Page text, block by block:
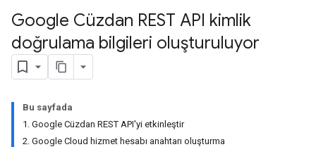
Google Cüzdan REST API kimlik
doğrulama bilgileri oluşturuluyor
Bu sayfada
1. Google Cüzdan REST API'yi etkinleştir
2. Google Cloud hizmet hesabı anahtarı oluşturma